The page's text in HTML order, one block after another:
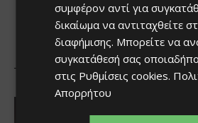
συμφέρον αντί για
δικαίωμα να αντιταχθείτε
διαφήμισης. Μπορείτε να
συγκατάθεσή σας
στις Ρυθμίσεις cookies.
Απορρήτου